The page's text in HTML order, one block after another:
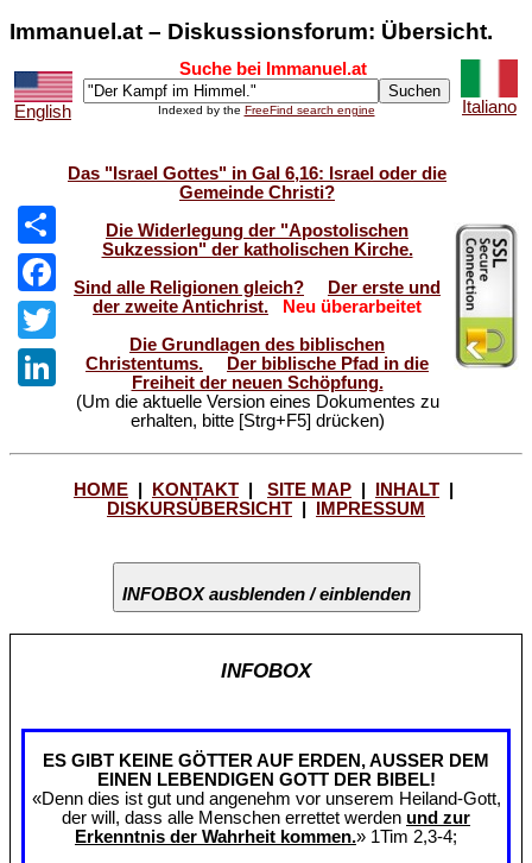
Immanuel.at – Diskussionsforum: Übersicht.
English
Suche bei Immanuel.at
Indexed by the FreeFind search engine Italiano
Share
Facebook
Twitter
LinkedIn
Das "Israel Gottes" in Gal 6,16: Israel oder die
Gemeinde Christi?
Die Widerlegung der "Apostolischen
Sukzession" der katholischen Kirche.
Sind alle Religionen gleich?
Der erste und
der zweite Antichrist.
Neu überarbeitet
Die Grundlagen des biblischen
Christentums.
Der biblische Pfad in die
Freiheit der neuen Schöpfung.
(Um die aktuelle Version eines Dokumentes zu
erhalten, bitte [Strg+F5] drücken)
HOME KONTAKT SITE MAP INHALT
DISKURSÜBERSICHT
IMPRESSUM
INFOBOX ausblenden / einblenden
INFOBOX
ES GIBT KEINE GÖTTER AUF ERDEN, AUSSER DEM
EINEN LEBENDIGEN GOTT DER BIBEL!
«Denn dies ist gut und angenehm vor unserem Heiland-Gott,
der will, dass alle Menschen errettet werden und zur
Erkenntnis der Wahrheit kommen.» 1Tim 2,3-4;